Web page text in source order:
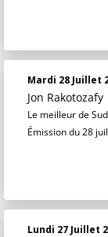
Mardi 28 Juillet
Jon Rakotozafy
Le meilleur de
Émission du 28
Lundi 27 Juillet